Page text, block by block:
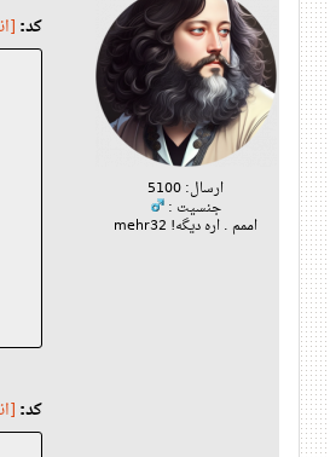
ارسال: 5100
جنسیت :
اممم . اره دیگه! mehr32
کد:
کد: